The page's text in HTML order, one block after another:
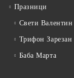
Празници
Свети Валентин
Трифон Зарезан
Баба Марта